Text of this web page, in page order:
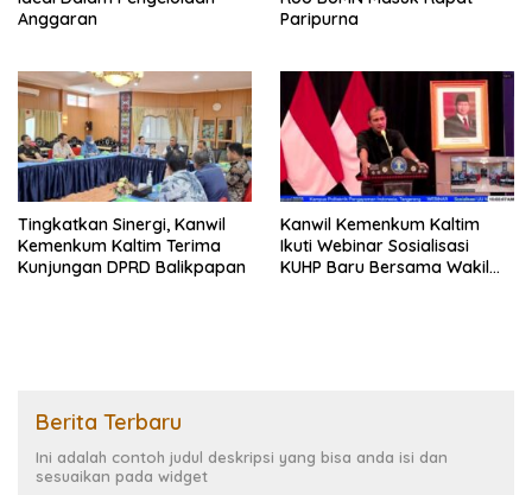
Anggaran
Paripurna
Tingkatkan Sinergi, Kanwil
Kemenkum Kaltim Terima
Kunjungan DPRD Balikpapan
Kanwil Kemenkum Kaltim
Ikuti Webinar Sosialisasi
KUHP Baru Bersama Wakil
Berita Terbaru
Ini adalah contoh judul deskripsi yang bisa anda isi dan
sesuaikan pada widget